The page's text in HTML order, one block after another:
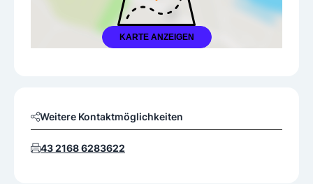
KARTE ANZEIGEN
Weitere Kontaktmöglichkeiten
43 2168 6283622